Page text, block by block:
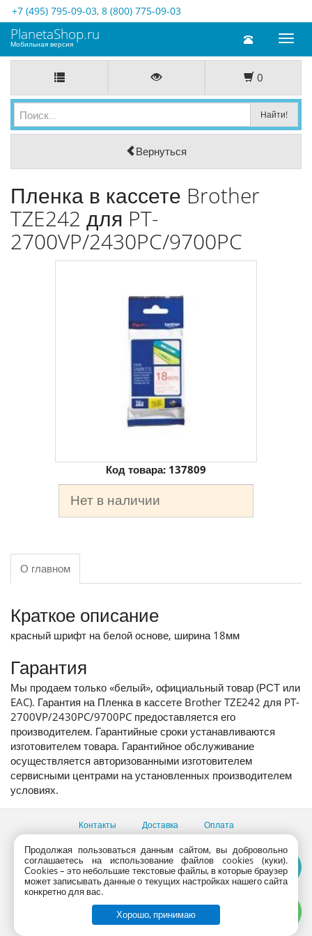
+7 (495) 795-09-03, 8 (800) 775-09-03
Toggle
PlanetaShop.ru
Мобильная версия
0
Вернуться
Пленка в кассете Brother
TZE242 для PT-
2700VP/2430PC/9700PC
Код товара: 137809
Нет в наличии
О главном
Краткое описание
красный шрифт на белой основе, ширина 18мм
Гарантия
Мы продаем только «белый», официальный товар (РСТ или
EAC). Гарантия на Пленка в кассете Brother TZE242 для PT-
2700VP/2430PC/9700PC предоставляется его
производителем. Гарантийные сроки устанавливаются
изготовителем товара. Гарантийное обслуживание
осуществляется авторизованными изготовителем
сервисными центрами на установленных производителем
условиях.
Контакты Доставка Оплата
Все пункты выдачи
Консультации продавцов по телефону:+7 (495) 795-09-03,
+7 (800) 775-09-03
PlanetaShop.ru © 2000 - 2017 | Все права защищены
Продолжая пользоваться данным сайтом, вы добровольно
соглашаетесь на использование файлов cookies (куки).
Сookies – это небольшие текстовые файлы, в которые браузер
может записывать данные о текущих настройках нашего сайта
конкретно для вас.
Хорошо, принимаю